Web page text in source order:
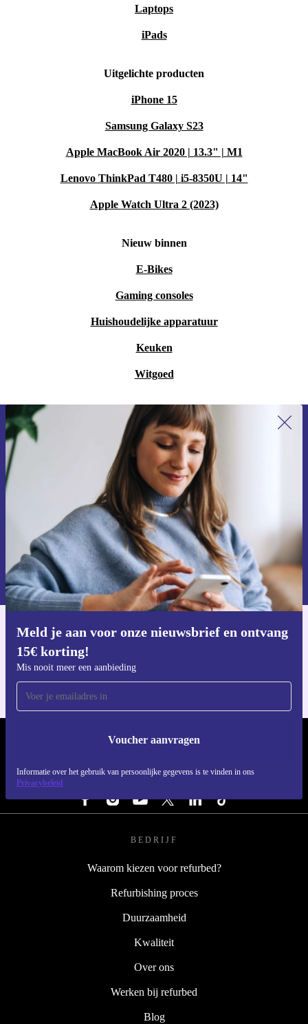
Laptops
iPads
Uitgelichte producten
iPhone 15
Samsung Galaxy S23
Apple MacBook Air 2020 | 13.3" | M1
Lenovo ThinkPad T480 | i5-8350U | 14"
Apple Watch Ultra 2 (2023)
Nieuw binnen
E-Bikes
Gaming consoles
Huishoudelijke apparatuur
Keuken
Witgoed
Meld je aan voor onze nieuwsbrief en ontvang
15€ korting!
Mis nooit meer een aanbieding
Voucher aanvragen
Informatie over het gebruik van persoonlijke gegevens is te vinden in ons
Privacybeleid
Meld je aan voor onze nieuwsbrief en
ontvang €15 korting!
Mis nooit meer een aanbieding.
Voucher aanvragen
Informatie over het gebruik van persoonsgegevens vind je in ons
privacybeleid
Download de refurbed app
REFURBED NEDERLAND - RETHINK NEW.
VOLG ONS
BEDRIJF
Waarom kiezen voor refurbed?
Refurbishing proces
Duurzaamheid
Kwaliteit
Over ons
Werken bij refurbed
Blog